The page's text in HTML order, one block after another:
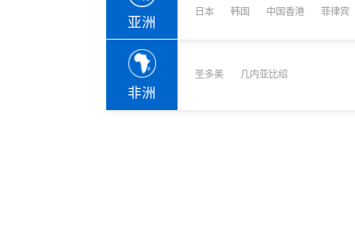
非洲
圣多美 几内亚比绍
格林纳达捐款护照
安提瓜捐赠护照
圣卢西亚捐赠护照
亚洲
日本
韩国 中国香港 菲律宾
非洲
圣多美 几内亚比绍